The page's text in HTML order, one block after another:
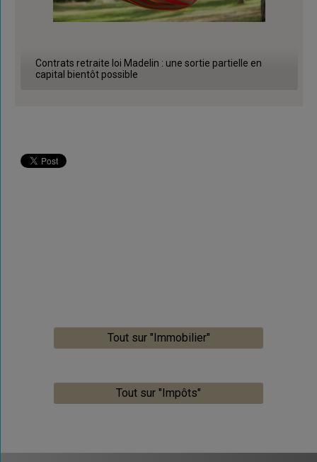
Contrats retraite loi Madelin : une sortie partielle en
capital bientôt possible
Tout sur "Immobilier"
Tout sur "Impôts"